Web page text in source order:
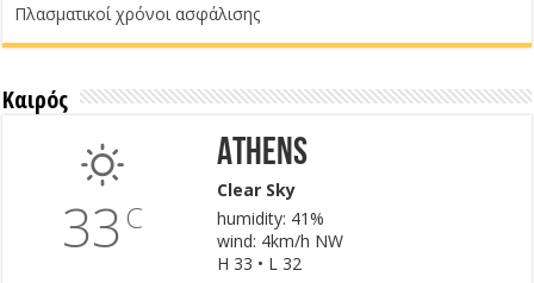
Πλασματικοί χρόνοι ασφάλισης
Καιρός
33C
Athens
Clear Sky
humidity: 41%
wind: 4km/h NW
H 33 • L 32